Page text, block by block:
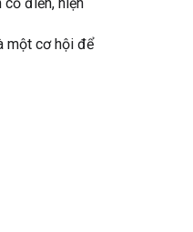
một cơ hội để